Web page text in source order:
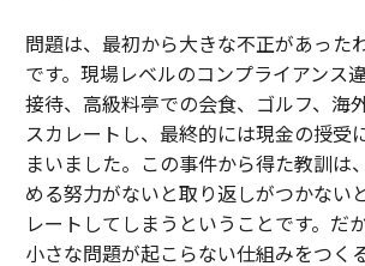
問題は、最初から大きな不正があった
です。現場レベルのコンプライアンス
接待、高級料亭での会食、ゴルフ、海
スカレートし、最終的には現金の授受
まいました。この事件から得た教訓は
める努力がないと取り返しがつかない
レートしてしまうということです。だ
小さな問題が起こらない仕組みをつく